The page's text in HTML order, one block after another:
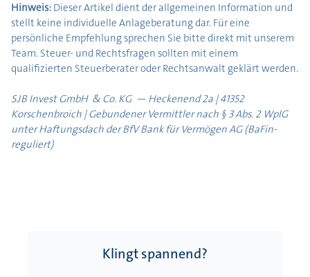
Hinweis: Dieser Artikel dient der allgemeinen Information und
stellt keine individuelle Anlageberatung dar. Für eine
persönliche Empfehlung sprechen Sie bitte direkt mit unserem
Team. Steuer- und Rechtsfragen sollten mit einem
qualifizierten Steuerberater oder Rechtsanwalt geklärt werden.
SJB Invest GmbH & Co. KG — Heckenend 2a | 41352
Korschenbroich |Gebundener Vermittler nach § 3 Abs. 2 WpIG
unter Haftungsdach der BfV Bank für Vermögen AG (BaFin-
reguliert)
Klingt spannend?